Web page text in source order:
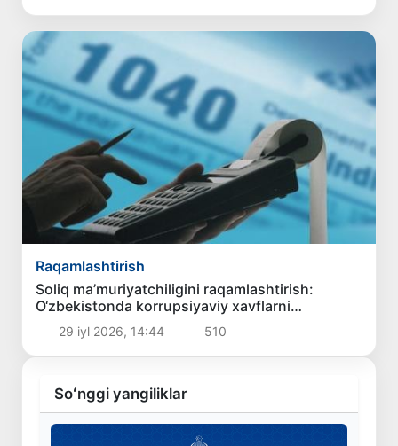
Raqamlashtirish
Soliq ma’muriyatchiligini raqamlashtirish:
O‘zbekistonda korrupsiyaviy xavflarni
kamaytirishning xalqaro huquqiy standartlari
29 iyl 2026, 14:44 510
Soʻnggi yangiliklar